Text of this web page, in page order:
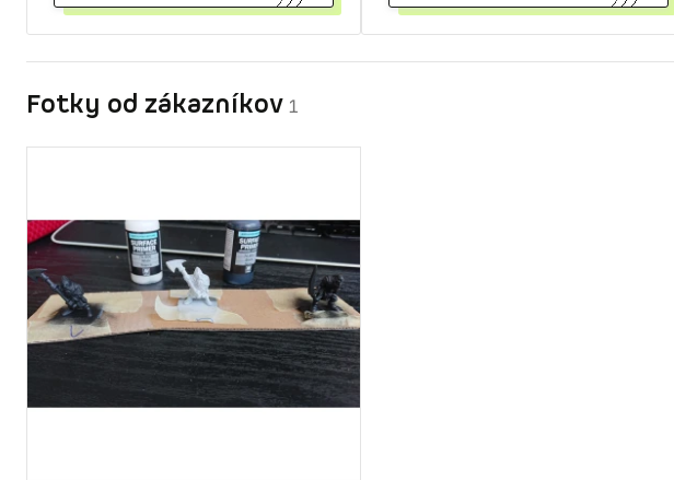
Fotky od zákazníkov 1